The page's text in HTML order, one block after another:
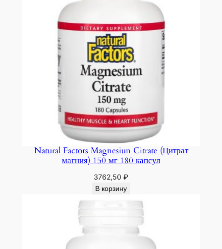
Natural Factors Magnesiun Citrate (Цитрат
магния) 150 мг 180 капсул
3762,50 ₽
В корзину